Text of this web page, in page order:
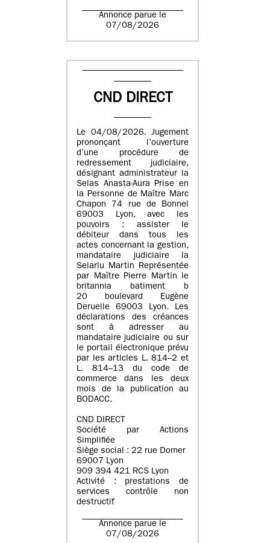
Annonce parue le
07/08/2026
CND DIRECT
Le 04/08/2026. Jugement
prononçant l’ouverture
d’une procédure de
redressement judiciaire,
désignant administrateur la
Selas Anasta-Aura Prise en
la Personne de Maître Marc
Chapon 74 rue de Bonnel
69003 Lyon, avec les
pouvoirs : assister le
débiteur dans tous les
actes concernant la gestion,
mandataire judiciaire la
Selarlu Martin Représentée
par Maître Pierre Martin le
britannia batiment b
20 boulevard Eugène
Deruelle 69003 Lyon. Les
déclarations des créances
sont à adresser au
mandataire judiciaire ou sur
le portail électronique prévu
par les articles L. 814–2 et
L. 814–13 du code de
commerce dans les deux
mois de la publication au
BODACC.
CND DIRECT
Société par Actions
Simplifiée
Siège social : 22 rue Domer
69007 Lyon
909 394 421 RCS Lyon
Activité : prestations de
services contrôle non
destructif
Annonce parue le
07/08/2026